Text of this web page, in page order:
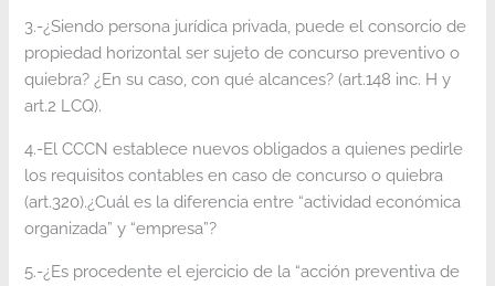
3.-¿Siendo persona jurídica privada, puede el consorcio de
propiedad horizontal ser sujeto de concurso preventivo o
quiebra? ¿En su caso, con qué alcances? (art.148 inc. H y
art.2 LCQ).
4.-El CCCN establece nuevos obligados a quienes pedirle
los requisitos contables en caso de concurso o quiebra
(art.320).¿Cuál es la diferencia entre “actividad económica
organizada” y “empresa”?
5.-¿Es procedente el ejercicio de la “acción preventiva de